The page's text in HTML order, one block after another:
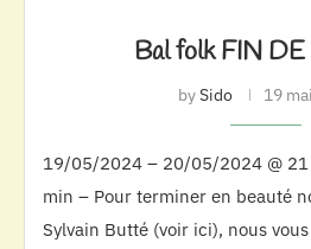
Bal folk FIN
bySido 19
19/05/2024 – 20/05/2024 @
min – Pour terminer en beauté
Sylvain Butté (voir ici), nous